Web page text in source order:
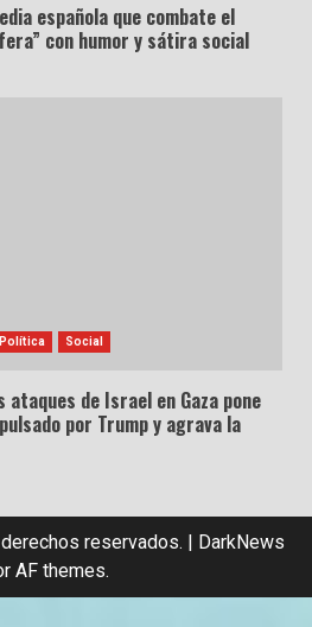
española que combate el
con humor y sátira social
Política Social
de Israel en Gaza pone
por Trump y agrava la
reservados. | DarkNews
AF themes.